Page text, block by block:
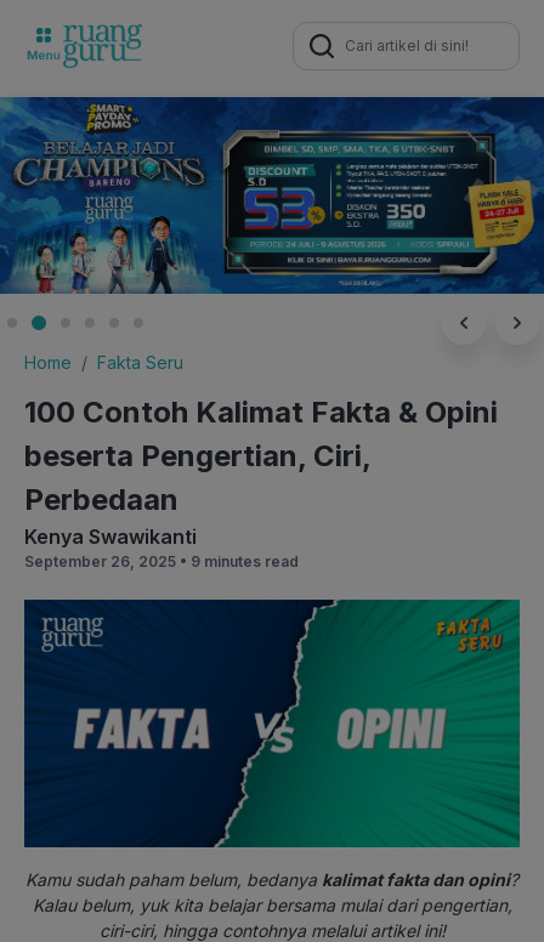
Search
for:
Home Fakta Seru
100 Contoh Kalimat Fakta & Opini
beserta Pengertian, Ciri,
Perbedaan
Kenya Swawikanti
September 26, 2025 • 9 minutes read
Kamu sudah paham belum, bedanya kalimat fakta dan opini?
Kalau belum, yuk kita belajar bersama mulai dari pengertian,
ciri-ciri, hingga contohnya melalui artikel ini!